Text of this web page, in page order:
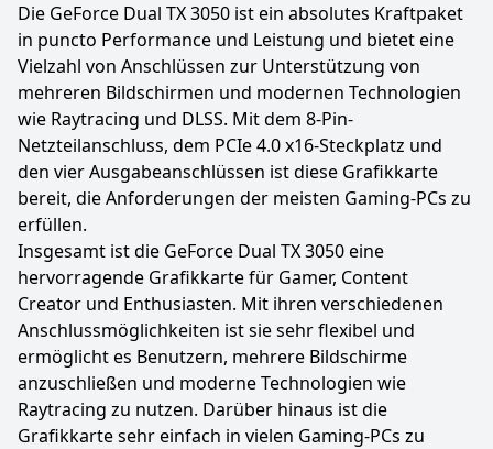
Die GeForce Dual TX 3050 ist ein absolutes Kraftpaket
in puncto Performance und Leistung und bietet eine
Vielzahl von Anschlüssen zur Unterstützung von
mehreren Bildschirmen und modernen Technologien
wie Raytracing und DLSS. Mit dem 8-Pin-
Netzteilanschluss, dem PCIe 4.0 x16-Steckplatz und
den vier Ausgabeanschlüssen ist diese Grafikkarte
bereit, die Anforderungen der meisten Gaming-PCs zu
erfüllen.
Insgesamt ist die GeForce Dual TX 3050 eine
hervorragende Grafikkarte für Gamer, Content
Creator und Enthusiasten. Mit ihren verschiedenen
Anschlussmöglichkeiten ist sie sehr flexibel und
ermöglicht es Benutzern, mehrere Bildschirme
anzuschließen und moderne Technologien wie
Raytracing zu nutzen. Darüber hinaus ist die
Grafikkarte sehr einfach in vielen Gaming-PCs zu